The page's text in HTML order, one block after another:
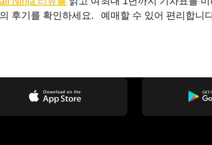
후기를 확인하세요.
예매할 수 있어 편리합니